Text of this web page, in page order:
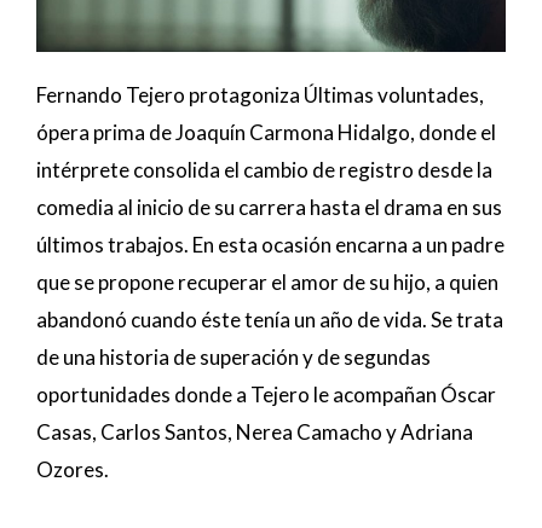
Fernando Tejero protagoniza Últimas voluntades,
ópera prima de Joaquín Carmona Hidalgo, donde el
intérprete consolida el cambio de registro desde la
comedia al inicio de su carrera hasta el drama en sus
últimos trabajos. En esta ocasión encarna a un padre
que se propone recuperar el amor de su hijo, a quien
abandonó cuando éste tenía un año de vida. Se trata
de una historia de superación y de segundas
oportunidades donde a Tejero le acompañan Óscar
Casas, Carlos Santos, Nerea Camacho y Adriana
Ozores.